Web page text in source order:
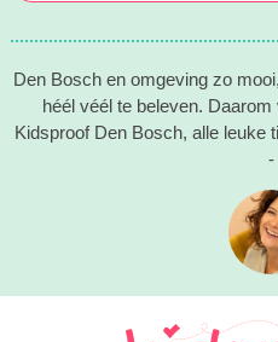
Den Bosch en omgeving zo
héél véél te beleven.
Kidsproof Den Bosch, alle leuke
-